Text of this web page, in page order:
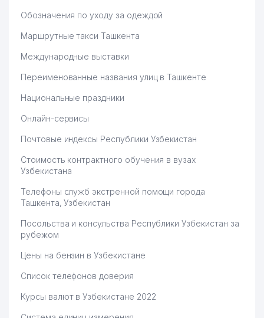
Обозначения по уходу за одеждой
Маршрутные такси Ташкента
Международные выставки
Переименованные названия улиц в Ташкенте
Национальные праздники
Онлайн-сервисы
Почтовые индексы Республики Узбекистан
Стоимость контрактного обучения в вузах
Узбекистана
Телефоны служб экстренной помощи города
Ташкента, Узбекистан
Посольства и консульства Республики Узбекистан за
рубежом
Цены на бензин в Узбекистане
Список телефонов доверия
Курсы валют в Узбекистане 2022